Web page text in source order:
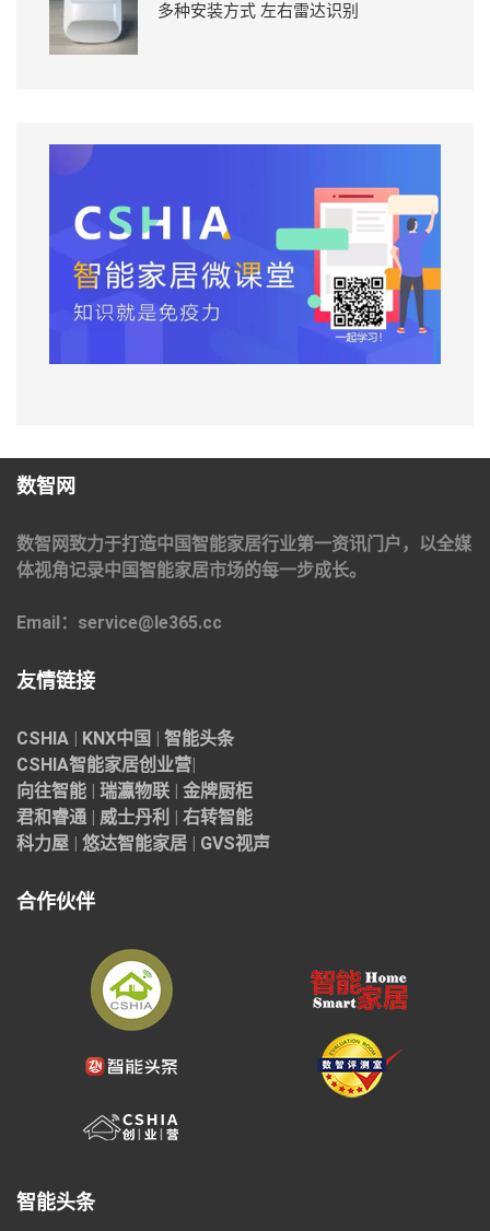
多种安装方式 左右雷达识别
数智网
数智网致力于打造中国智能家居行业第一资讯门户，以全媒
体视角记录中国智能家居市场的每一步成长。
Email：service@le365.cc
友情链接
CSHIA KNX中国
智能头条
CSHIA智能家居创业营
向往智能
瑞瀛物联
金牌厨柜
君和睿通
威士丹利
右转智能
科力屋
悠达智能家居 GVS视声
合作伙伴
智能头条